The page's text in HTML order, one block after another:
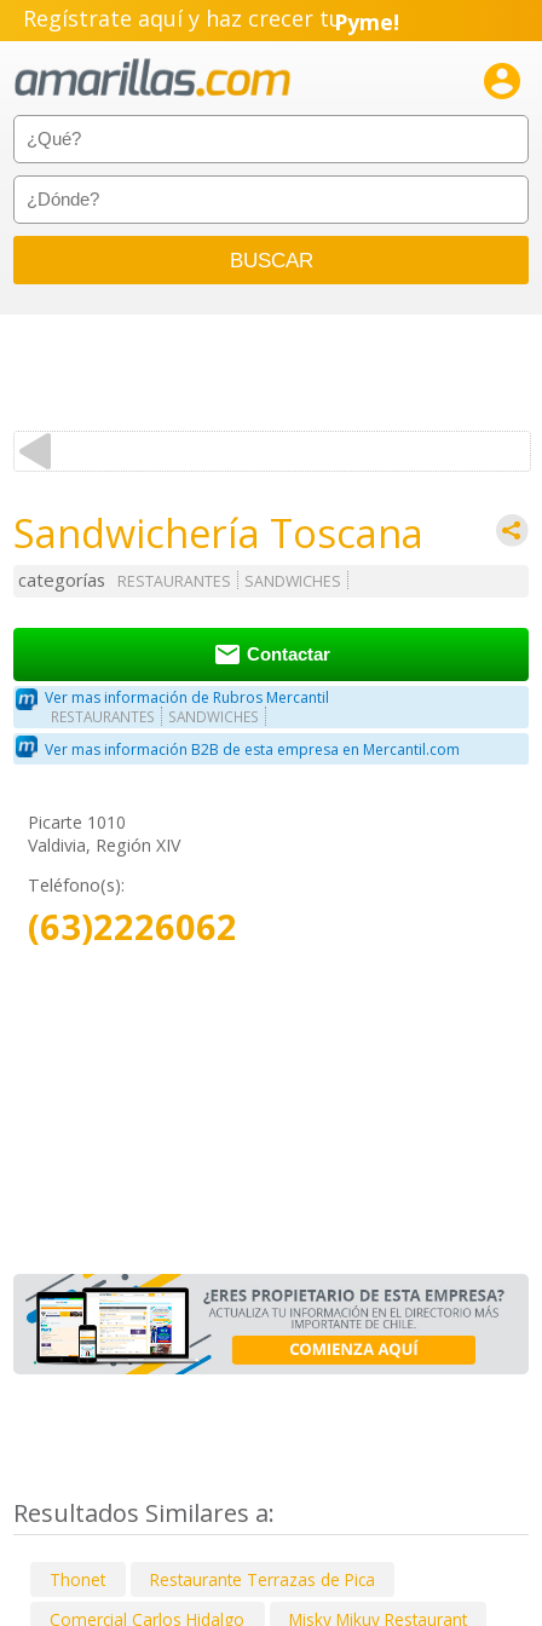
Regístrate aquí y haz crecer tuPyme!
Emprendimiento!

Sandwichería Toscana
categorías RESTAURANTES SANDWICHES
 Contactar
Ver mas información de Rubros Mercantil
RESTAURANTES SANDWICHES
Ver mas información B2B de esta empresa en Mercantil.com
Picarte 1010
Valdivia, Región XIV
Teléfono(s):
(63)2226062
Resultados Similares a:
Thonet
Restaurante Terrazas de Pica
Comercial Carlos Hidalgo
Misky Mikuy Restaurant